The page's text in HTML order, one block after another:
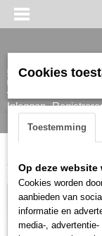
Inloggen
Home > Armband >
Cookies
Toestemming
Op deze
Cookies worden
aanbieden van
informatie en
media-,